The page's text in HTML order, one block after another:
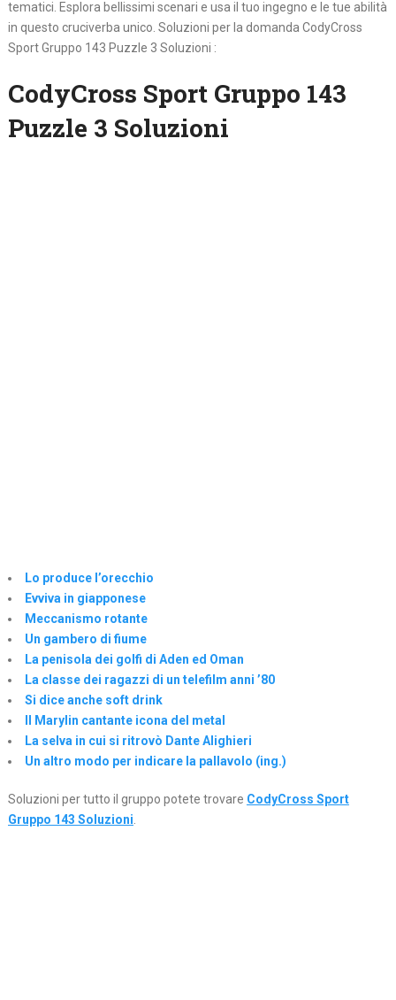
tematici. Esplora bellissimi scenari e usa il tuo ingegno e le tue abilità
in questo cruciverba unico. Soluzioni per la domanda CodyCross
Sport Gruppo 143 Puzzle 3 Soluzioni :
CodyCross Sport Gruppo 143
Puzzle 3 Soluzioni
Lo produce l’orecchio
Evviva in giapponese
Meccanismo rotante
Un gambero di fiume
La penisola dei golfi di Aden ed Oman
La classe dei ragazzi di un telefilm anni ’80
Si dice anche soft drink
Il Marylin cantante icona del metal
La selva in cui si ritrovò Dante Alighieri
Un altro modo per indicare la pallavolo (ing.)
Soluzioni per tutto il gruppo potete trovare CodyCross Sport
Gruppo 143 Soluzioni.